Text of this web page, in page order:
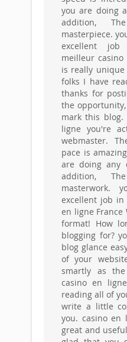
you are doing
addition,
masterpiece.
excellent
meilleur
is really
folks I have
thanks for
the
mark this blog.
ligne you're
webmaster.
pace is
are doing any
addition,
masterwork.
excellent job
en ligne France
format! How
blogging for?
blog glance
of your
smartly as
casino en
reading all of
write a little
you. casino en
great and